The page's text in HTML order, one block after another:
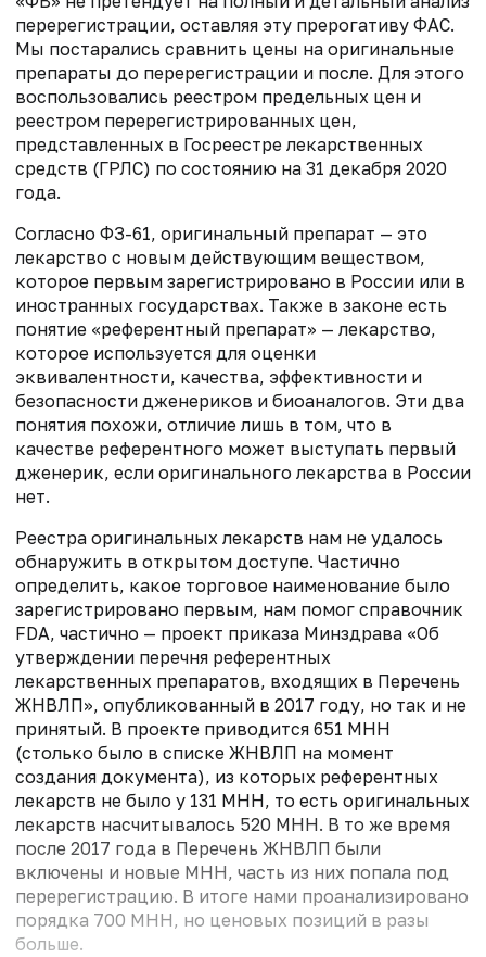
перерегистрации, оставляя эту прерогативу ФАС.
Мы постарались сравнить цены на оригинальные
препараты до перерегистрации и после. Для этого
воспользовались реестром предельных цен и
реестром перерегистрированных цен,
представленных в Госреестре лекарственных
средств (ГРЛС) по состоянию на 31 декабря 2020
года.
Согласно ФЗ-61, оригинальный препарат — это
лекарство с новым действующим веществом,
которое первым зарегистрировано в России или в
иностранных государствах. Также в законе есть
понятие «референтный препарат» — лекарство,
которое используется для оценки
эквивалентности, качества, эффективности и
безопасности дженериков и биоаналогов. Эти два
понятия похожи, отличие лишь в том, что в
качестве референтного может выступать первый
дженерик, если оригинального лекарства в России
нет.
Реестра оригинальных лекарств нам не удалось
обнаружить в открытом доступе. Частично
определить, какое торговое наименование было
зарегистрировано первым, нам помог справочник
FDA, частично — проект приказа Минздрава «Об
утверждении перечня референтных
лекарственных препаратов, входящих в Перечень
ЖНВЛП», опубликованный в 2017 году, но так и не
принятый. В проекте приводится 651 МНН
(столько было в списке ЖНВЛП на момент
создания документа), из которых референтных
лекарств не было у 131 МНН, то есть оригинальных
лекарств насчитывалось 520 МНН. В то же время
после 2017 года в Перечень ЖНВЛП были
включены и новые МНН, часть из них попала под
перерегистрацию. В итоге нами проанализировано
порядка 700 МНН, но ценовых позиций в разы
больше.